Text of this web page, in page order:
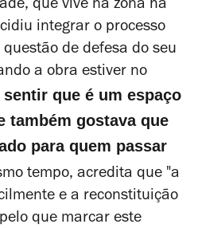
que vive na zona há
integrar o processo
de defesa do seu
a obra estiver no
que é um espaço
também gostava que
para quem passar
tempo, acredita que "a
e a reconstituição
que marcar este